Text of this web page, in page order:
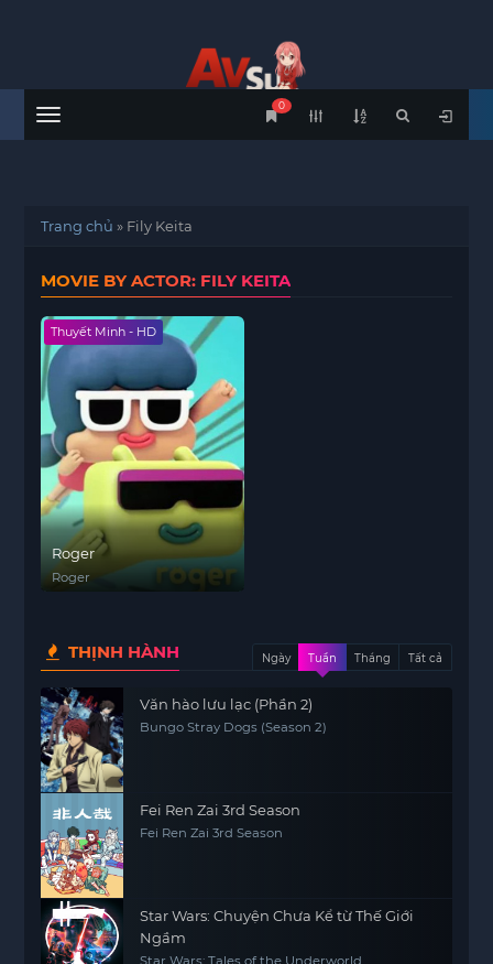
Menu
0
Trang chủ » Fily Keita
MOVIE BY ACTOR: FILY KEITA
Thuyết Minh - HD
Roger
Roger
THỊNH HÀNH Ngày Tuần Tháng Tất cả
Văn hào lưu lạc (Phần 2)
Bungo Stray Dogs (Season 2)
Fei Ren Zai 3rd Season
Fei Ren Zai 3rd Season
Star Wars: Chuyện Chưa Kể từ Thế Giới
Ngầm
Star Wars: Tales of the Underworld